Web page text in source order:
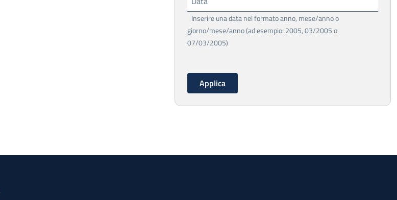
Inserire una data nel formato anno, mese/anno o
giorno/mese/anno (ad esempio: 2005, 03/2005 o
07/03/2005)